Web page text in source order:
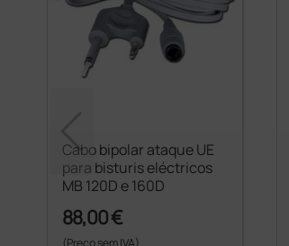
Cabo bipolar ataque UE
para bisturis eléctricos
MB 120D e 160D
88,00 €
(Preço sem IVA)